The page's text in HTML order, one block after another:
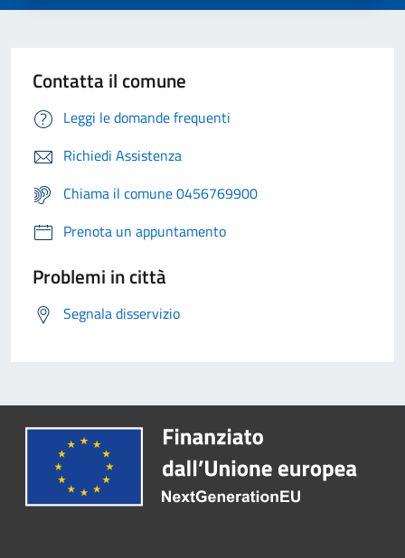
Contatta il comune
Leggi le domande frequenti
Richiedi Assistenza
Chiama il comune 0456769900
Prenota un appuntamento
Problemi in città
Segnala disservizio